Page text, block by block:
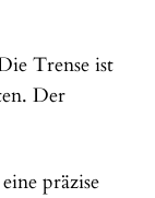
Trense ist
Der
präzise